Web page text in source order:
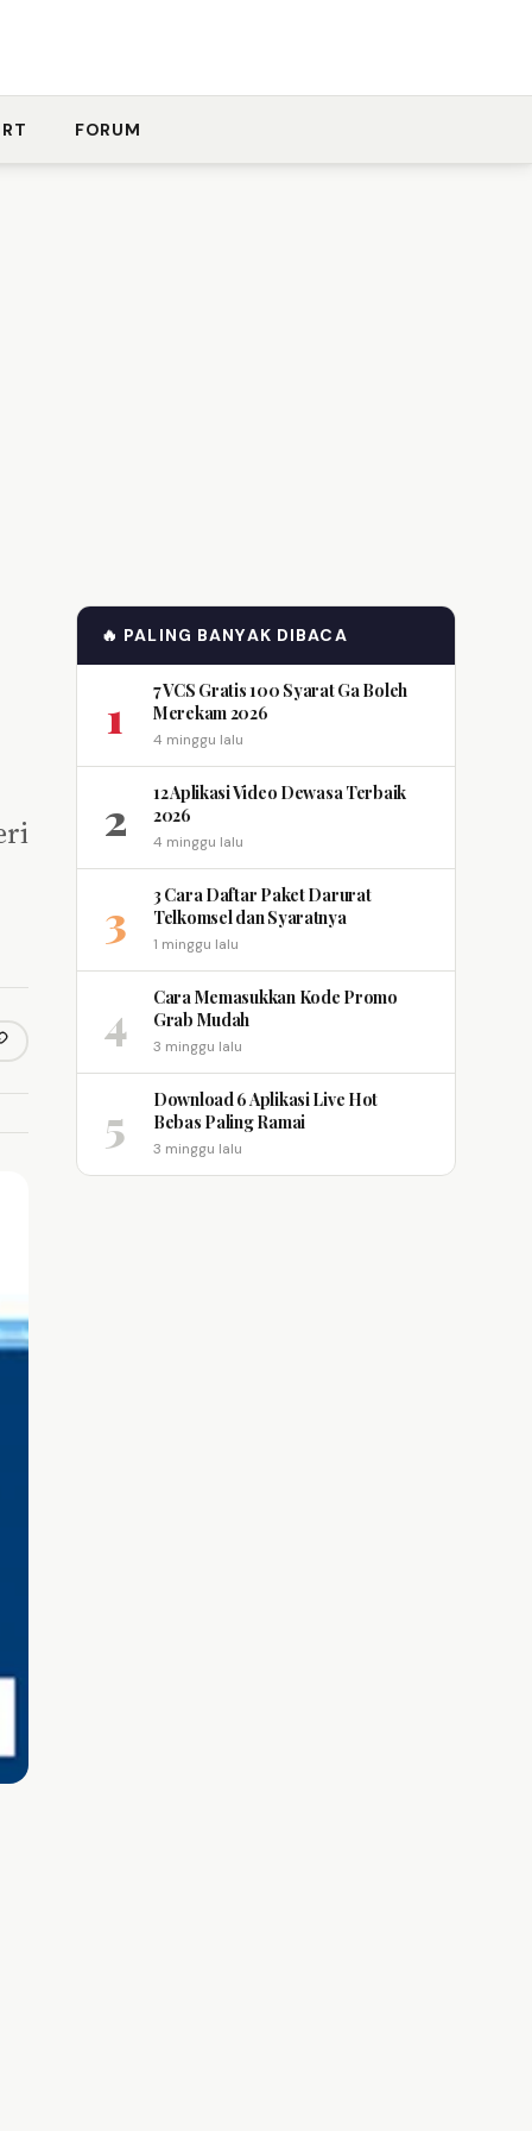
FORUM
link
🔥 PALING BANYAK DIBACA
1
7 VCS Gratis 100 Syarat Ga Boleh
Merekam 2026
4 minggu lalu
2
12 Aplikasi Video Dewasa Terbaik
2026
4 minggu lalu
3
3 Cara Daftar Paket Darurat
Telkomsel dan Syaratnya
1 minggu lalu
4
Cara Memasukkan Kode Promo
Grab Mudah
3 minggu lalu
5
Download 6 Aplikasi Live Hot
Bebas Paling Ramai
3 minggu lalu